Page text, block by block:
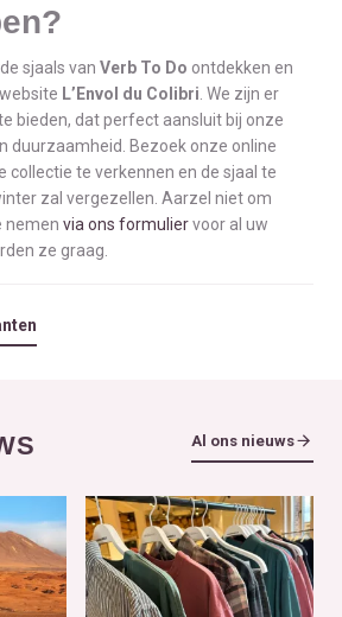
sjaals van Verb To Do ontdekken en
L’Envol du Colibri. We zijn er
bieden, dat perfect aansluit bij onze
duurzaamheid. Bezoek onze online
collectie te verkennen en de sjaal te
zal vergezellen. Aarzel niet om
nemen via ons formuliervoor al uw
ze graag.
Al ons nieuws